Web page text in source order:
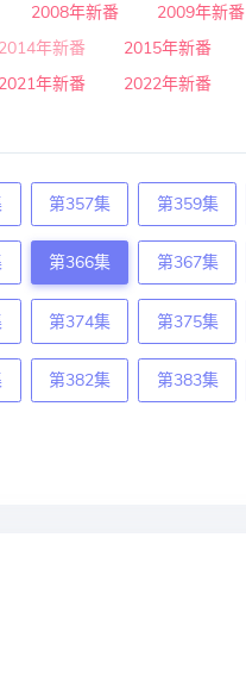
2008年新番 2009年新番
2014年新番 2015年新番
2021年新番 2022年新番
第357集 第359集
第366集 第367集
第374集 第375集
第382集 第383集